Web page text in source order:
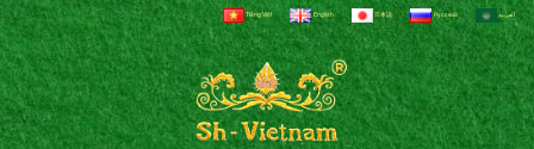
Tiếng Việt English 日本語 Русский العربية